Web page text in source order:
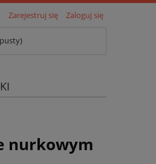
Zarejestruj się Zaloguj się
nurkowym